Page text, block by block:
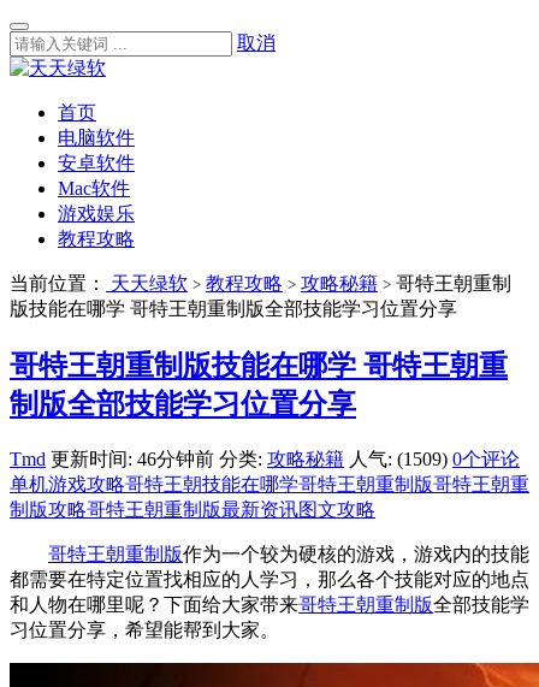
取消
首页
电脑软件
安卓软件
Mac软件
游戏娱乐
教程攻略
当前位置： 天天绿软 > 教程攻略 > 攻略秘籍 > 哥特王朝重制
版技能在哪学 哥特王朝重制版全部技能学习位置分享
哥特王朝重制版技能在哪学 哥特王朝重
制版全部技能学习位置分享
Tmd 更新时间: 46分钟前 分类: 攻略秘籍 人气: (1509) 0个评论
单机游戏攻略哥特王朝技能在哪学哥特王朝重制版哥特王朝重
制版攻略哥特王朝重制版最新资讯图文攻略
哥特王朝重制版作为一个较为硬核的游戏，游戏内的技能
都需要在特定位置找相应的人学习，那么各个技能对应的地点
和人物在哪里呢？下面给大家带来哥特王朝重制版全部技能学
习位置分享，希望能帮到大家。